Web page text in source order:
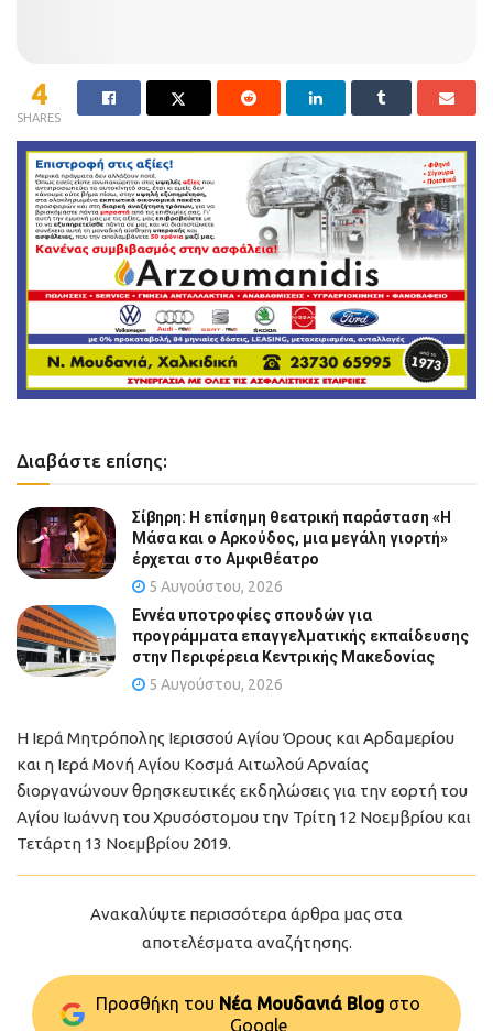
4
SHARES
Διαβάστε επίσης:
Σίβηρη: Η επίσημη θεατρική παράσταση «Η
Μάσα και ο Αρκούδος, μια μεγάλη γιορτή»
έρχεται στο Αμφιθέατρο
5 Αυγούστου, 2026
Εννέα υποτροφίες σπουδών για
προγράμματα επαγγελματικής εκπαίδευσης
στην Περιφέρεια Κεντρικής Μακεδονίας
5 Αυγούστου, 2026
Η Ιερά Μητρόπολης Ιερισσού Αγίου Όρους και Αρδαμερίου
και η Ιερά Μονή Αγίου Κοσμά Αιτωλού Αρναίας
διοργανώνουν θρησκευτικές εκδηλώσεις για την εορτή του
Αγίου Ιωάννη του Χρυσόστομου την Τρίτη 12 Νοεμβρίου και
Τετάρτη 13 Νοεμβρίου 2019.
Ανακαλύψτε περισσότερα άρθρα μας στα
αποτελέσματα αναζήτησης.
Προσθήκη του Νέα Μουδανιά Blog στo
Google